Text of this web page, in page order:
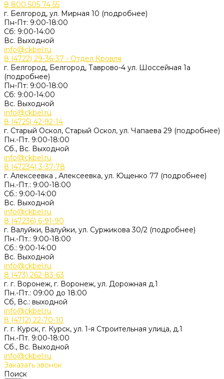
8 800 505 74 55
г. Белгород, ул. Мирная 10 (подробнее)
Пн-Пт: 9:00-18:00
Cб: 9:00-14:00
Вс. Выходной
info@ckbel.ru
8 (4722) 29-36-37 - Отдел Кровля
г. Белгород, Белгород, Таврово-4 ул. Шоссейная 1а
(подробнее)
Пн-Пт: 9:00-18:00
Cб: 9:00-14:00
Вс. Выходной
info@ckbel.ru
8 (4725) 42-92-14
г. Старый Оскол, Старый Оскол, ул. Чапаева 29 (подробнее)
Пн.-Пт. 9:00-18:00
Сб., Вс. Выходной
info@ckbel.ru
8 (47234) 3-37-78
г. Алексеевка , Алексеевка, ул. Ющенко 77 (подробнее)
Пн.-Пт.: 9:00-18:00
Сб.: 9:00-14:00
Вс. Выходной
info@ckbel.ru
8 (47236) 6-91-90
г. Валуйки, Валуйки, ул. Суржикова 30/2 (подробнее)
Пн.-Пт.: 9:00-18:00
Сб.: 9:00-14:00
Вс. Выходной
info@ckbel.ru
8 (473) 262-83-63
г. г. Воронеж, г. Воронеж, ул. Дорожная д.1
Пн.-Пт.: 09:00 до 18:00
Сб, Вс.: выходной
info@ckbel.ru
8 (4712) 22-70-10
г. г. Курск, г. Курск, ул. 1-я Строительная улица, д.1
Пн.-Пт. 9:00-18:00
Сб., Вс. Выходной
info@ckbel.ru
Заказать звонок
Поиск